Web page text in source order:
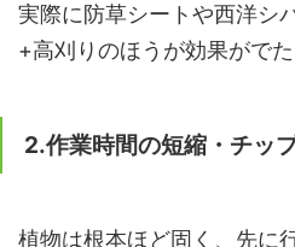
実際に防草シートや西洋シ
+高刈りのほうが効果がで
2.作業時間の短縮・チッ
植物は根本ほど固く、先に